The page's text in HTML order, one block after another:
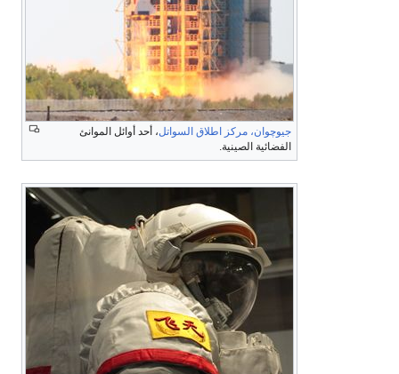
جيوچوان، مركز اطلاق السواتل، أحد أوائل الموانئ
الفضائية الصينية.